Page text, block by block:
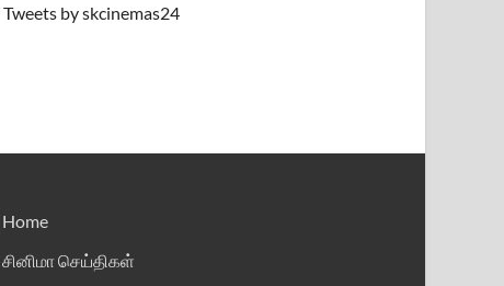
Tweets by skcinemas24
Home
சினிமா செய்திகள்